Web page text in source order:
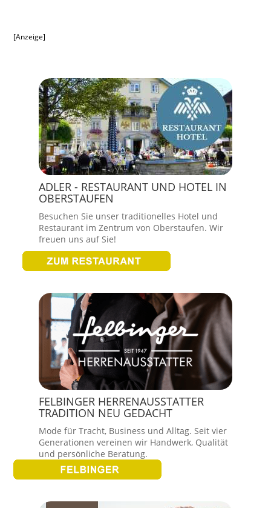
[Anzeige]
ADLER - RESTAURANT UND HOTEL IN
OBERSTAUFEN
Besuchen Sie unser traditionelles Hotel und
Restaurant im Zentrum von Oberstaufen. Wir
freuen uns auf Sie!
FELBINGER HERRENAUSSTATTER
TRADITION NEU GEDACHT
Mode für Tracht, Business und Alltag. Seit vier
Generationen vereinen wir Handwerk, Qualität
und persönliche Beratung.